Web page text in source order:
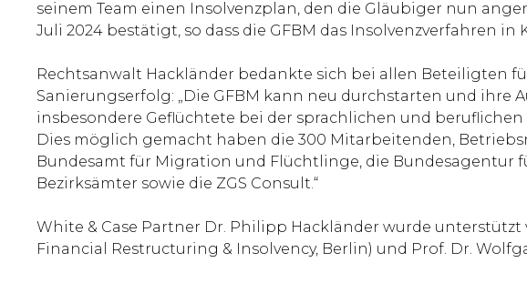
seinem Team einen Insolvenzplan, den die Gläubiger nun
Juli 2024 bestätigt, so dass die GFBM das Insolvenzverfahren in
Rechtsanwalt Hackländer bedankte sich bei allen Beteiligten
Sanierungserfolg: „Die GFBM kann neu durchstarten und ihre
insbesondere Geflüchtete bei der sprachlichen und
Dies möglich gemacht haben die 300 Mitarbeitenden,
Bundesamt für Migration und Flüchtlinge, die Bundesagentur
Bezirksämter sowie die ZGS Consult.“
White & Case Partner Dr. Philipp Hackländer wurde unterstützt
Financial Restructuring & Insolvency, Berlin) und Prof. Dr.